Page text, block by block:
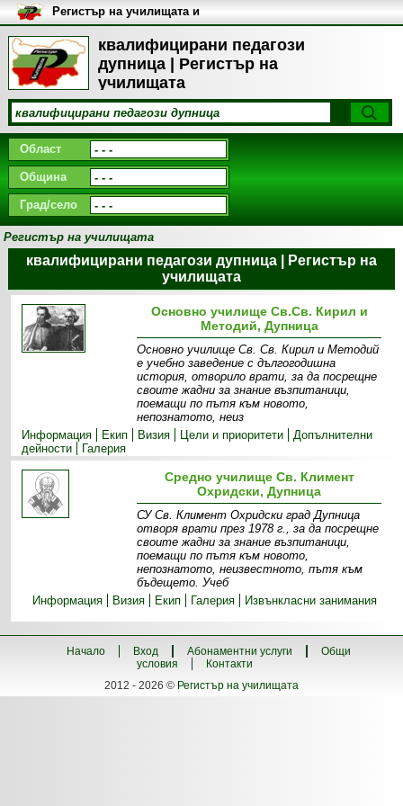
квалифицирани педагози
дупница | Регистър на
училищата
Регистър на училищата и
университетите в България
Област
Община
Град/село
Регистър на училищата
квалифицирани педагози дупница | Регистър на
училищата
Основно училище Св.Св. Кирил и
Методий, Дупница
Основно училище Св. Св. Кирил и Методий
е учебно заведение с дългогодишна
история, отворило врати, за да посрещне
своите жадни за знание възпитаници,
поемащи по пътя към новото,
непознатото, неиз
Информация
Екип Визия Цели и приоритети
Допълнителни
дейности
Галерия
Средно училище Св. Климент
Охридски, Дупница
СУ Св. Климент Охридски град Дупница
отворя врати през 1978 г., за да посрещне
своите жадни за знание възпитаници,
поемащи по пътя към новото,
непознатото, неизвестното, пътя към
бъдещето. Учеб
Информация
Визия Екип Галерия Извънкласни занимания
Начало Вход Абонаментни услуги
Общи
условия
Контакти
2012 - 2026 © Регистър на училищата